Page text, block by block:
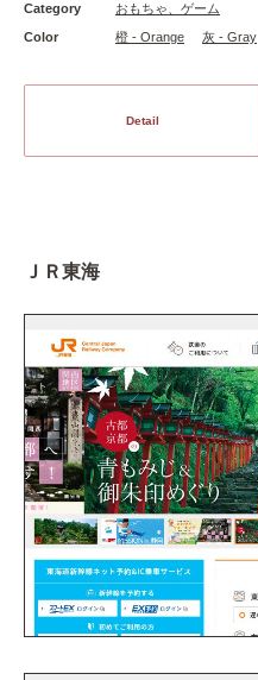
Category
おもちゃ、ゲーム
Color
橙 - Orange 灰 - Gray
Detail
ＪＲ東海